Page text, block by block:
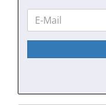
WEITER
ZUR
NEWSLETTER-
E-
Mail